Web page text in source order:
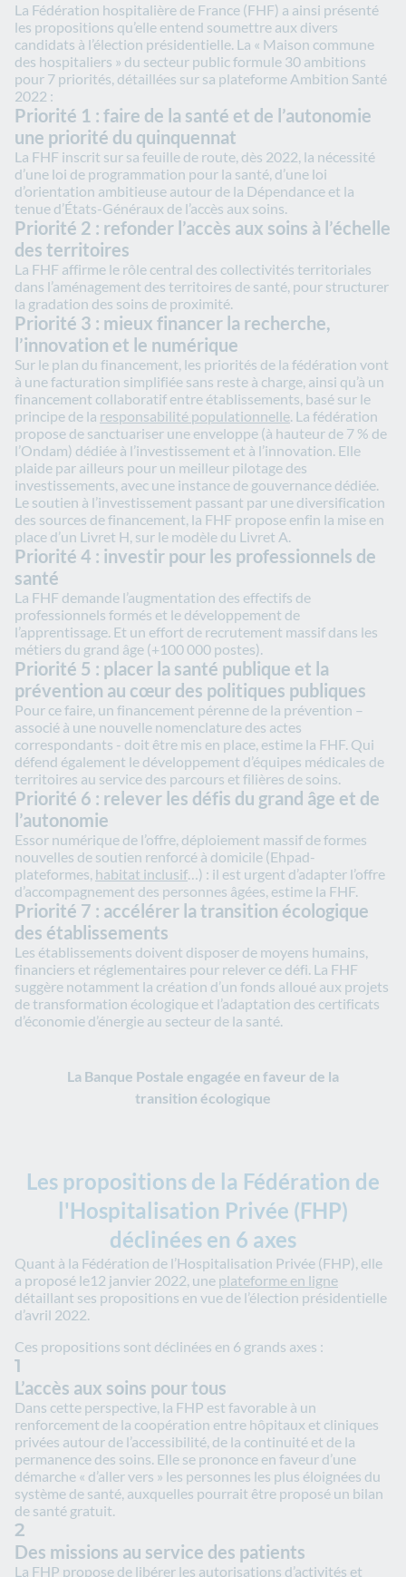
La Fédération hospitalière de France (FHF) a ainsi présenté
les propositions qu’elle entend soumettre aux divers
candidats à l’élection présidentielle. La « Maison commune
des hospitaliers » du secteur public formule 30 ambitions
pour 7 priorités, détaillées sur sa plateforme Ambition Santé
2022 :
Priorité 1 : faire de la santé et de l’autonomie
une priorité du quinquennat
La FHF inscrit sur sa feuille de route, dès 2022, la nécessité
d’une loi de programmation pour la santé, d’une loi
d’orientation ambitieuse autour de la Dépendance et la
tenue d’États-Généraux de l’accès aux soins.
Priorité 2 : refonder l’accès aux soins à l’échelle
des territoires
La FHF affirme le rôle central des collectivités territoriales
dans l’aménagement des territoires de santé, pour structurer
la gradation des soins de proximité.
Priorité 3 : mieux financer la recherche,
l’innovation et le numérique
Sur le plan du financement, les priorités de la fédération vont
à une facturation simplifiée sans reste à charge, ainsi qu’à un
financement collaboratif entre établissements, basé sur le
principe de la responsabilité populationnelle. La fédération
propose de sanctuariser une enveloppe (à hauteur de 7 % de
l’Ondam) dédiée à l’investissement et à l’innovation. Elle
plaide par ailleurs pour un meilleur pilotage des
investissements, avec une instance de gouvernance dédiée.
Le soutien à l’investissement passant par une diversification
des sources de financement, la FHF propose enfin la mise en
place d’un Livret H, sur le modèle du Livret A.
Priorité 4 : investir pour les professionnels de
santé
La FHF demande l’augmentation des effectifs de
professionnels formés et le développement de
l’apprentissage. Et un effort de recrutement massif dans les
métiers du grand âge (+100 000 postes).
Priorité 5 : placer la santé publique et la
prévention au cœur des politiques publiques
Pour ce faire, un financement pérenne de la prévention –
associé à une nouvelle nomenclature des actes
correspondants - doit être mis en place, estime la FHF. Qui
défend également le développement d’équipes médicales de
territoires au service des parcours et filières de soins.
Priorité 6 : relever les défis du grand âge et de
l’autonomie
Essor numérique de l’offre, déploiement massif de formes
nouvelles de soutien renforcé à domicile (Ehpad-
plateformes, habitat inclusif…) : il est urgent d’adapter l’offre
d’accompagnement des personnes âgées, estime la FHF.
Priorité 7 : accélérer la transition écologique
des établissements
Les établissements doivent disposer de moyens humains,
financiers et réglementaires pour relever ce défi. La FHF
suggère notamment la création d’un fonds alloué aux projets
de transformation écologique et l’adaptation des certificats
d’économie d’énergie au secteur de la santé.
La Banque Postale engagée en faveur de la
transition écologique
Les propositions de la Fédération de
l'Hospitalisation Privée (FHP)
déclinées en 6 axes
Quant à la Fédération de l’Hospitalisation Privée (FHP), elle
a proposé le12 janvier 2022, une plateforme en ligne
détaillant ses propositions en vue de l’élection présidentielle
d’avril 2022.
Ces propositions sont déclinées en 6 grands axes :
1
L’accès aux soins pour tous
Dans cette perspective, la FHP est favorable à un
renforcement de la coopération entre hôpitaux et cliniques
privées autour de l’accessibilité, de la continuité et de la
permanence des soins. Elle se prononce en faveur d’une
démarche « d’aller vers » les personnes les plus éloignées du
système de santé, auxquelles pourrait être proposé un bilan
de santé gratuit.
2
Des missions au service des patients
La FHP propose de libérer les autorisations d’activités et